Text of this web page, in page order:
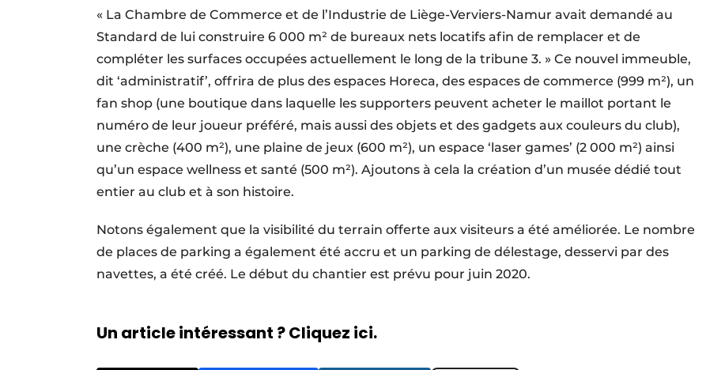
« La Chambre de Commerce et de l’Industrie de Liège-Verviers-Namur avait demandé au
Standard de lui construire 6 000 m² de bureaux nets locatifs afin de remplacer et de
compléter les surfaces occupées actuellement le long de la tribune 3. » Ce nouvel immeuble,
dit ‘administratif’, offrira de plus des espaces Horeca, des espaces de commerce (999 m²), un
fan shop (une boutique dans laquelle les supporters peuvent acheter le maillot portant le
numéro de leur joueur préféré, mais aussi des objets et des gadgets aux couleurs du club),
une crèche (400 m²), une plaine de jeux (600 m²), un espace ‘laser games’ (2 000 m²) ainsi
qu’un espace wellness et santé (500 m²). Ajoutons à cela la création d’un musée dédié tout
entier au club et à son histoire.
Notons également que la visibilité du terrain offerte aux visiteurs a été améliorée. Le nombre
de places de parking a également été accru et un parking de délestage, desservi par des
navettes, a été créé. Le début du chantier est prévu pour juin 2020.
Un article intéressant ? Cliquez ici.